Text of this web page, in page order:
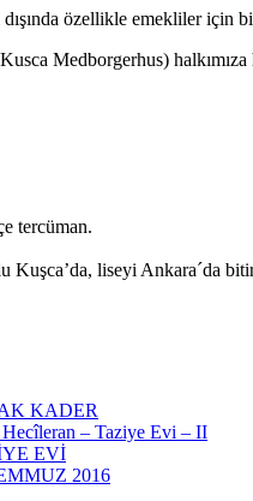
özellikle emekliler için
Medborgerhus) halkımıza
tercüman.
liseyi Ankara´da
KADER
– Taziye Evi – II
EVİ
2016